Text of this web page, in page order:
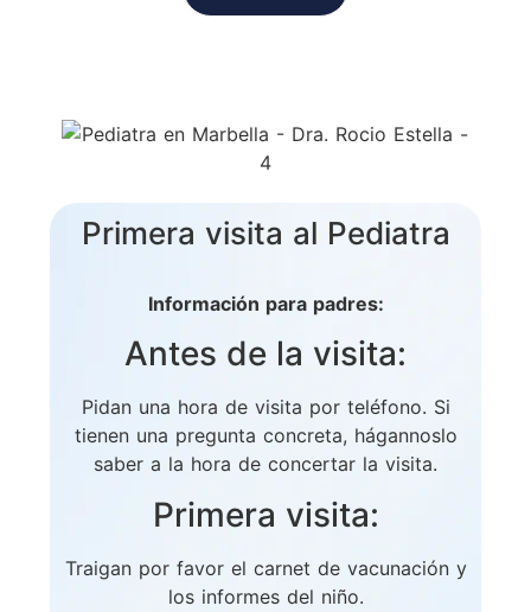
Primera visita al Pediatra
Información para padres:
Antes de la visita:
Pidan una hora de visita por teléfono. Si
tienen una pregunta concreta, hágannoslo
saber a la hora de concertar la visita.
Primera visita:
Traigan por favor el carnet de vacunación y
los informes del niño.